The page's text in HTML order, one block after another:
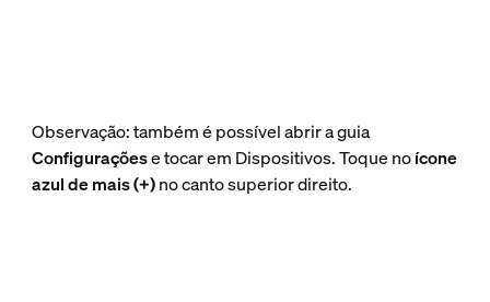
Observação: também é possível abrir a guia
Configuraçõese tocar em Dispositivos. Toque noícone
azul de mais (+)no canto superior direito.